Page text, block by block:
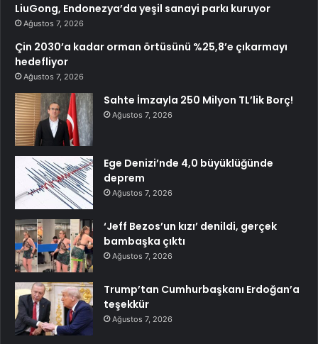
LiuGong, Endonezya’da yeşil sanayi parkı kuruyor
Ağustos 7, 2026
Çin 2030’a kadar orman örtüsünü %25,8’e çıkarmayı
hedefliyor
Ağustos 7, 2026
Sahte İmzayla 250 Milyon TL’lik Borç!
Ağustos 7, 2026
Ege Denizi’nde 4,0 büyüklüğünde
deprem
Ağustos 7, 2026
‘Jeff Bezos’un kızı’ denildi, gerçek
bambaşka çıktı
Ağustos 7, 2026
Trump’tan Cumhurbaşkanı Erdoğan’a
teşekkür
Ağustos 7, 2026